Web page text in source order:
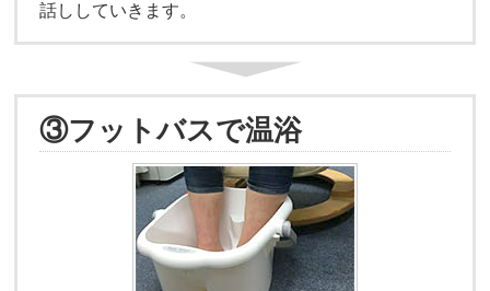
話ししていきます。
③フットバスで温浴